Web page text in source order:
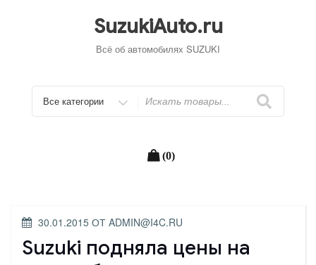
SuzukiAuto.ru
Всё об автомобилях SUZUKI
Искать
(0)
ОПУБЛИКОВАНО
30.01.2015 ОТ ADMIN@I4C.RU
Suzuki подняла цены на